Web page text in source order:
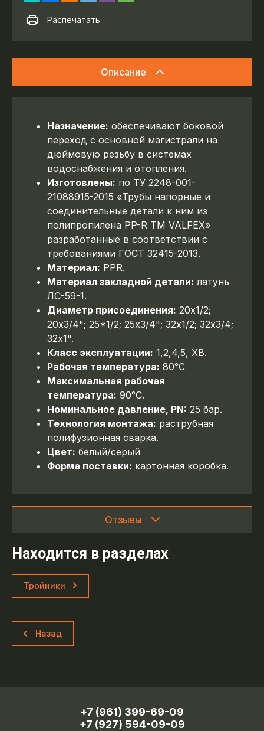
Распечатать
Описание
Назначение: обеспечивают боковой
переход с основной магистрали на
дюймовую резьбу в системах
водоснабжения и отопления.
Изготовлены: по ТУ 2248-001-
21088915-2015 «Трубы напорные и
соединительные детали к ним из
полипропилена PP-R ТМ VALFEX»
разработанные в соответствии с
требованиями ГОСТ 32415-2013.
Материал: PPR.
Материал закладной детали: латунь
ЛС-59-1.
Диаметр присоединения: 20х1/2;
20х3/4"; 25*1/2; 25х3/4"; 32х1/2; 32х3/4;
32х1".
Класс эксплуатации: 1,2,4,5, ХВ.
Рабочая температура: 80°С
Максимальная рабочая
температура: 90°С.
Номинальное давление, PN: 25 бар.
Технология монтажа: раструбная
полифузионная сварка.
Цвет: белый/серый
Форма поставки: картонная коробка.
Отзывы
Находится в разделах
Тройники
Назад
+7 (961) 399-69-09
+7 (927) 594-09-09